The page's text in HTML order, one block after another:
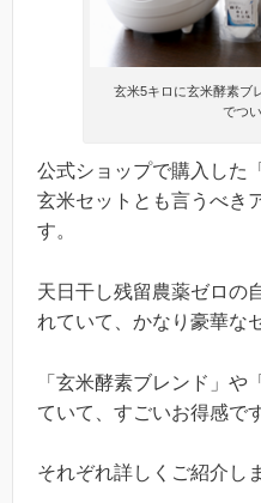
玄米5キロに玄米酵素ブ
でつ
公式ショップで購入した
玄米セットとも言うべき
す。
天日干し残留農薬ゼロの
れていて、かなり豪華な
「玄米酵素ブレンド」
ていて、すごいお得感で
それぞれ詳しくご紹介し